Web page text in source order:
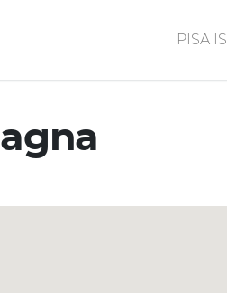
PISA IS